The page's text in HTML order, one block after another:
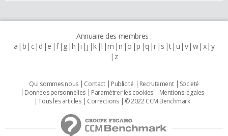
Annuaire des membres :
a b c d e f g h i j k l m n o p q r s t u v w x y
z
Qui sommes nous Contact Publicité Recrutement
Societé
Données personnelles
Paramétrer les cookies
Mentions légales
Tous les articles
Corrections © 2022 CCM Benchmark